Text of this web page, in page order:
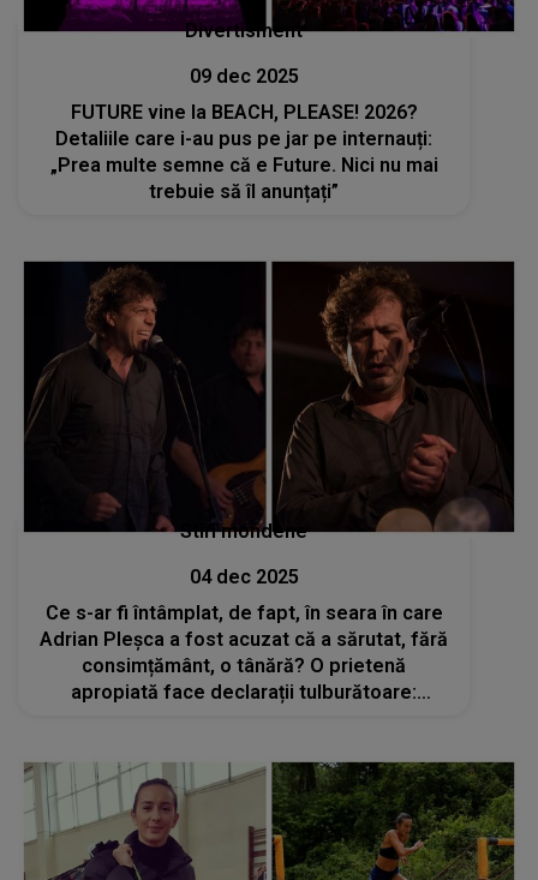
Divertisment
09 dec 2025
FUTURE vine la BEACH, PLEASE! 2026?
Detaliile care i-au pus pe jar pe internauți:
„Prea multe semne că e Future. Nici nu mai
trebuie să îl anunțați”
Stiri mondene
04 dec 2025
Ce s-ar fi întâmplat, de fapt, în seara în care
Adrian Pleșca a fost acuzat că a sărutat, fără
consimțământ, o tânără? O prietenă
apropiată face declarații tulburătoare: